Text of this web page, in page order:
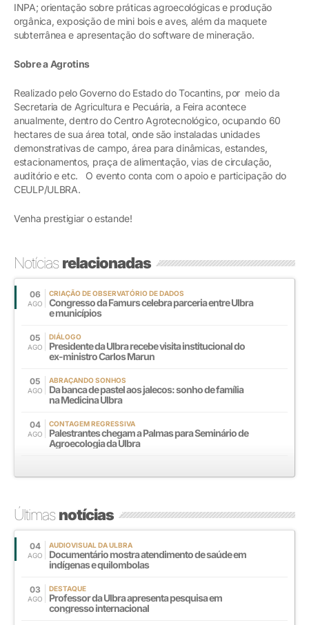
INPA; orientação sobre práticas agroecológicas e produção
orgânica, exposição de mini bois e aves, além da maquete
subterrânea e apresentação do software de mineração.
Sobre a Agrotins
Realizado pelo Governo do Estado do Tocantins, por meio da
Secretaria de Agricultura e Pecuária, a Feira acontece
anualmente, dentro do Centro Agrotecnológico, ocupando 60
hectares de sua área total, onde são instaladas unidades
demonstrativas de campo, área para dinâmicas, estandes,
estacionamentos, praça de alimentação, vias de circulação,
auditório e etc. O evento conta com o apoio e participação do
CEULP/ULBRA.
Venha prestigiar o estande!
Notíciasrelacionadas
06
AGO
CRIAÇÃO DE OBSERVATÓRIO DE DADOS
Congresso da Famurs celebra parceria entre Ulbra
e municípios
05
AGO
DIÁLOGO
Presidente da Ulbra recebe visita institucional do
ex-ministro Carlos Marun
05
AGO
ABRAÇANDO SONHOS
Da banca de pastel aos jalecos: sonho de família
na Medicina Ulbra
04
AGO
CONTAGEM REGRESSIVA
Palestrantes chegam a Palmas para Seminário de
Agroecologia da Ulbra
Últimasnotícias
04
AGO
AUDIOVISUAL DA ULBRA
Documentário mostra atendimento de saúde em
indígenas e quilombolas
03
AGO
DESTAQUE
Professor da Ulbra apresenta pesquisa em
congresso internacional